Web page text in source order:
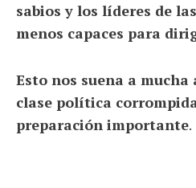
sabios y los líderes de
menos capaces para
Esto nos suena a
clase política
preparación importante.